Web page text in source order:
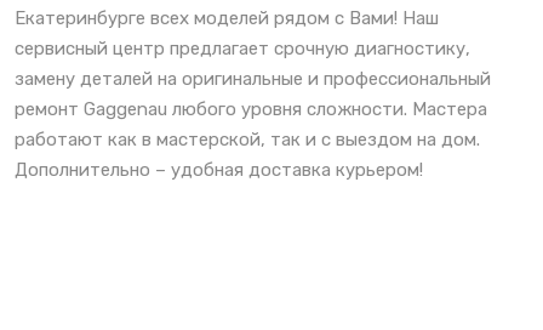
Екатеринбурге всех моделей рядом с Вами! Наш
сервисный центр предлагает срочную диагностику,
замену деталей на оригинальные и профессиональный
ремонт Gaggenau любого уровня сложности. Мастера
работают как в мастерской, так и с выездом на дом.
Дополнительно – удобная доставка курьером!